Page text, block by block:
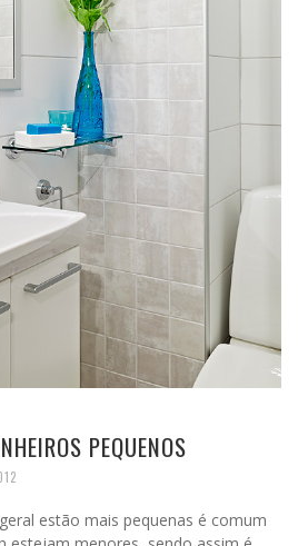
PEQUENOS
estão mais pequenas é comum